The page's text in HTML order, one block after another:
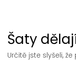
Šaty
Určitě jste slyšeli,